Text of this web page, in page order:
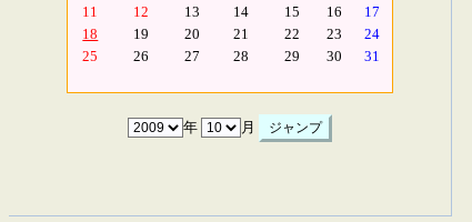
11
12 13 14 15 16
17
18
19 20 21 22 23
24
25
26 27 28 29 30 31
年 月